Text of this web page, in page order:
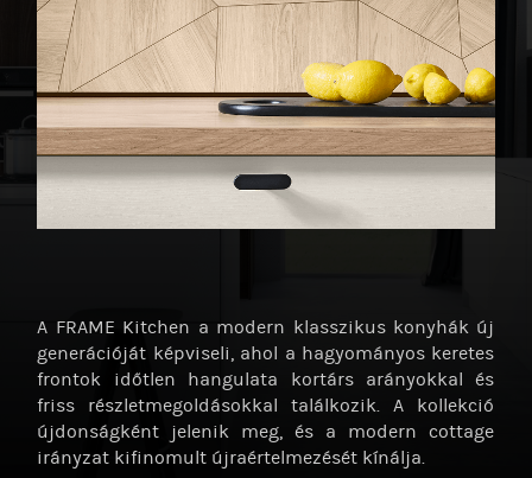
A FRAME Kitchen a modern klasszikus konyhák új
generációját képviseli, ahol a hagyományos keretes
frontok időtlen hangulata kortárs arányokkal és
friss részletmegoldásokkal találkozik. A kollekció
újdonságként jelenik meg, és a modern cottage
irányzat kifinomult újraértelmezését kínálja.